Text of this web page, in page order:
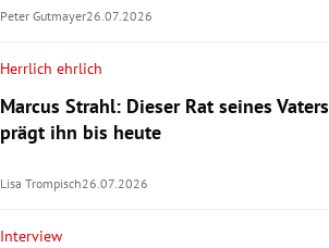
Peter Gutmayer26.07.2026
Herrlich ehrlich
Marcus Strahl: Dieser Rat seines Vaters
prägt ihn bis heute
Lisa Trompisch26.07.2026
Interview